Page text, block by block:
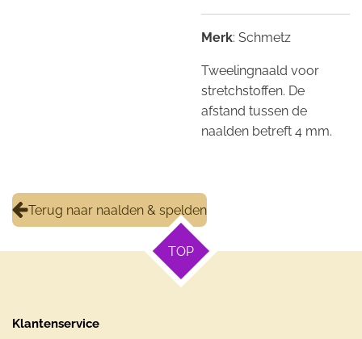
Merk: Schmetz
Tweelingnaald voor
stretchstoffen. De
afstand tussen de
naalden betreft 4 mm.
Terug naar naalden & spelden
TOP
Klantenservice